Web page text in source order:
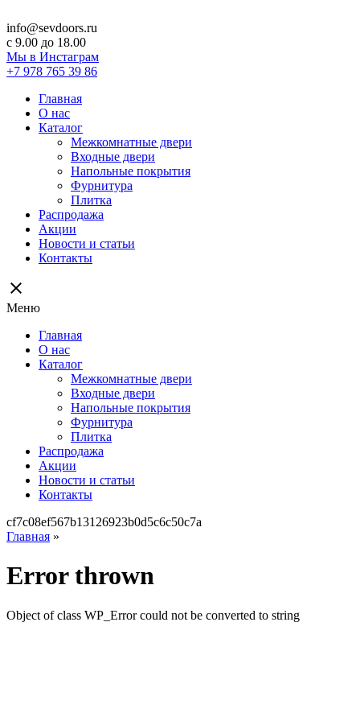
info@sevdoors.ru
c 9.00 до 18.00
Мы в Инстаграм
+7 978 765 39 86
Главная
О нас
Каталог
Межкомнатные двери
Входные двери
Напольные покрытия
Фурнитура
Плитка
Распродажа
Акции
Новости и статьи
Контакты
close
Меню
Главная
О нас
Каталог
Межкомнатные двери
Входные двери
Напольные покрытия
Фурнитура
Плитка
Распродажа
Акции
Новости и статьи
Контакты
cf7c08ef567b13126923b0d5c6c50c7a
Главная »
Error thrown
Object of class WP_Error could not be converted to string